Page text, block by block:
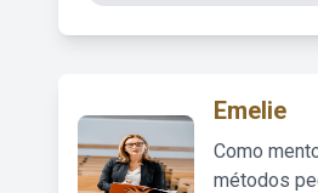
Emelie
Como
métodos